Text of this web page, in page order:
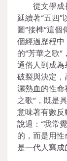
從文學
延續著“五四
圖“接榫”這
個經過歷程
的“芳華之歌
通俗人到成
破裂與決定，
灑熱血的性
之歌”，既是
意味著有數
說過：“我常
的，而是用
是一代人寫成